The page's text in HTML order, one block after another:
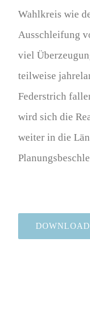
Wahlkreis wie
Ausschleifung
viel
teilweise
Federstrich
wird sich die
weiter in die